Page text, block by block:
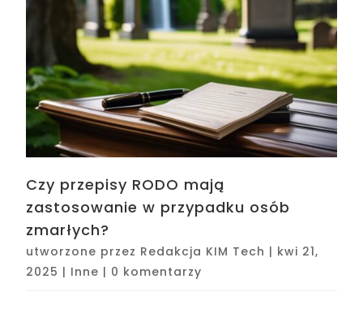
Czy przepisy RODO mają
zastosowanie w przypadku osób
zmarłych?
utworzone przez Redakcja KIM Tech | kwi 21,
2025 | Inne | 0 komentarzy